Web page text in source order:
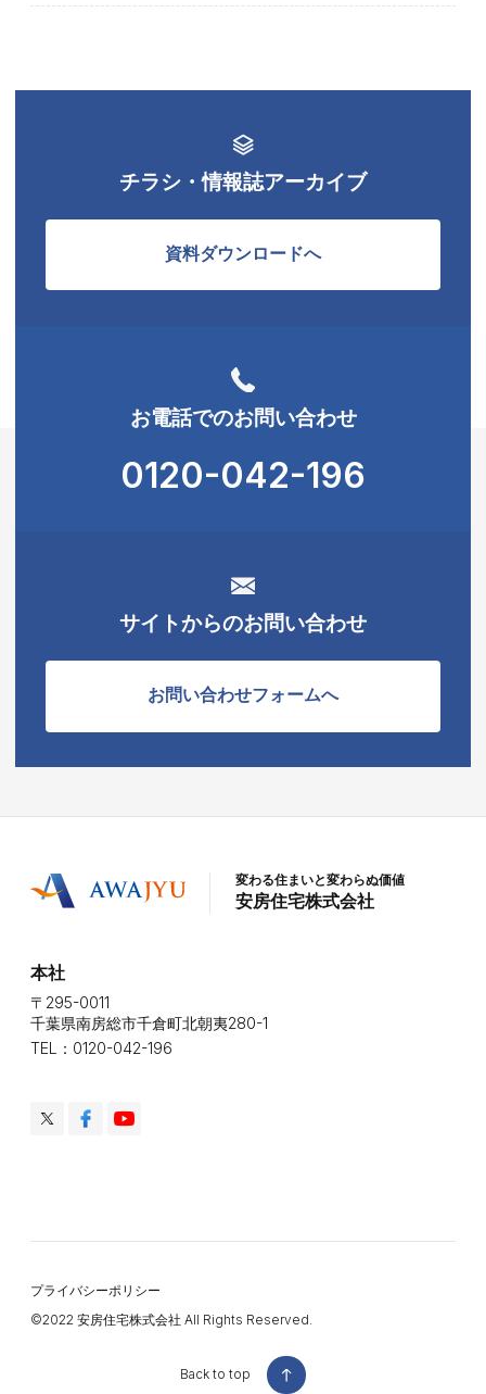
チラシ・情報誌アーカイブ
資料ダウンロードへ
お電話でのお問い合わせ
0120-042-196
サイトからのお問い合わせ
お問い合わせフォームへ
変わる住まいと変わらぬ価値
安房住宅株式会社
本社
〒295-0011
千葉県南房総市千倉町北朝夷280-1
TEL：0120-042-196
プライバシーポリシー
©️2022 安房住宅株式会社 All Rights Reserved.
Back to top